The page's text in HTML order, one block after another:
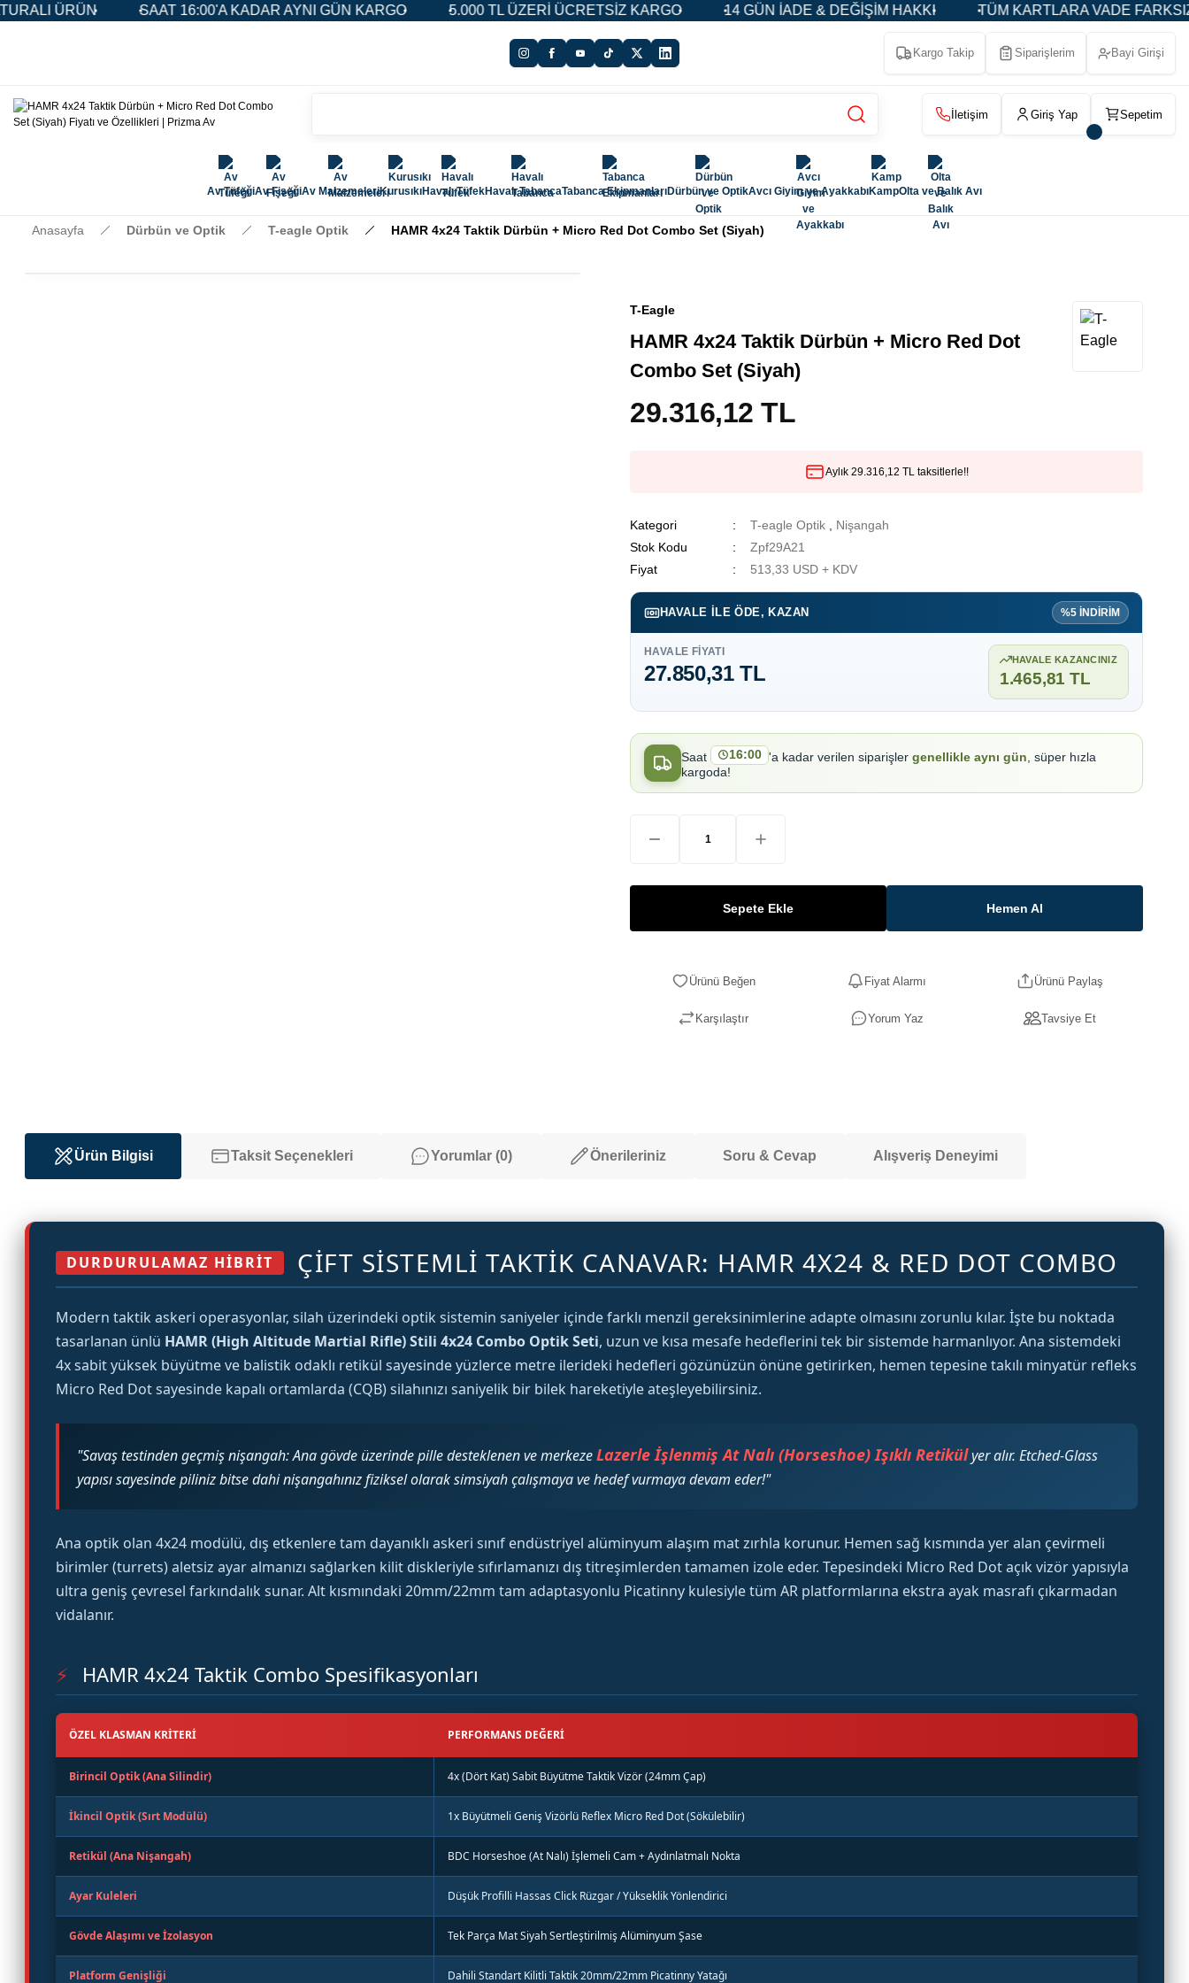
SAAT 16:00'A KADAR AYNI GÜN KARGO 5.000 TL ÜZERİ ÜCRETSİZ KARGO 14 GÜN İADE & DEĞİŞİM HAKKI TÜM KARTLARA VADE FARKSIZ 3-5-9
Kargo Takip Siparişlerim Bayi Girişi
İletişim Giriş Yap Sepetim
Av TüfeğiAv FişeğiAv MalzemeleriKurusıkıHavalı TüfekHavalı TabancaTabanca EkipmanlarıDürbün ve OptikAvcı Giyim ve AyakkabıKampOlta ve Balık Avı
Anasayfa Dürbün ve Optik T-eagle Optik HAMR 4x24 Taktik Dürbün + Micro Red Dot Combo Set (Siyah)
T-Eagle
HAMR 4x24 Taktik Dürbün + Micro Red Dot
Combo Set (Siyah)
29.316,12 TL
Aylık 29.316,12 TL taksitlerle!!
Kategori T-eagle Optik
Nişangah
Stok Kodu
Zpf29A21
Fiyat
513,33 USD + KDV
HAVALE ILE ÖDE, KAZAN %5 İNDİRİM
HAVALE FIYATI
27.850,31 TL
HAVALE KAZANCINIZ
1.465,81 TL
Saat 16:00 'a kadar verilen siparişler genellikle aynı gün , süper hızla
kargoda!
Sepete Ekle Hemen Al
Fiyat Alarmı Ürünü Paylaş
Karşılaştır Yorum Yaz Tavsiye Et
Ürün Bilgisi Taksit Seçenekleri Yorumlar (0) Önerileriniz Soru & Cevap Alışveriş Deneyimi
DURDURULAMAZ HİBRİT ÇIFT SISTEMLI TAKTIK CANAVAR: HAMR 4X24 & RED DOT COMBO
Modern taktik askeri operasyonlar, silah üzerindeki optik sistemin saniyeler içinde farklı menzil gereksinimlerine adapte olmasını zorunlu kılar. İşte bu noktada
tasarlanan ünlü HAMR (High Altitude Martial Rifle) Stili 4x24 Combo Optik Seti, uzun ve kısa mesafe hedeflerini tek bir sistemde harmanlıyor. Ana sistemdeki
4x sabit yüksek büyütme ve balistik odaklı retikül sayesinde yüzlerce metre ilerideki hedefleri gözünüzün önüne getirirken, hemen tepesine takılı minyatür refleks
Micro Red Dot sayesinde kapalı ortamlarda (CQB) silahınızı saniyelik bir bilek hareketiyle ateşleyebilirsiniz.
"Savaş testinden geçmiş nişangah: Ana gövde üzerinde pille desteklenen ve merkezeLazerle İşlenmiş At Nalı (Horseshoe) Işıklı Retikülyer alır. Etched-Glass
yapısı sayesinde piliniz bitse dahi nişangahınız fiziksel olarak simsiyah çalışmaya ve hedef vurmaya devam eder!"
Ana optik olan 4x24 modülü, dış etkenlere tam dayanıklı askeri sınıf endüstriyel alüminyum alaşım mat zırhla korunur. Hemen sağ kısmında yer alan çevirmeli
birimler (turrets) aletsiz ayar almanızı sağlarken kilit diskleriyle sıfırlamanızı dış titreşimlerden tamamen izole eder. Tepesindeki Micro Red Dot açık vizör yapısıyla
ultra geniş çevresel farkındalık sunar. Alt kısmındaki 20mm/22mm tam adaptasyonlu Picatinny kulesiyle tüm AR platformlarına ekstra ayak masrafı çıkarmadan
vidalanır.
⚡ HAMR 4x24 Taktik Combo Spesifikasyonları
ÖZEL KLASMAN KRITERI PERFORMANS DEĞERI
Birincil Optik (Ana Silindir) 4x (Dört Kat) Sabit Büyütme Taktik Vizör (24mm Çap)
İkincil Optik (Sırt Modülü) 1x Büyütmeli Geniş Vizörlü Reflex Micro Red Dot (Sökülebilir)
Retikül (Ana Nişangah) BDC Horseshoe (At Nalı) İşlemeli Cam + Aydınlatmalı Nokta
Ayar Kuleleri Düşük Profilli Hassas Click Rüzgar / Yükseklik Yönlendirici
Gövde Alaşımı ve İzolasyon Tek Parça Mat Siyah Sertleştirilmiş Alüminyum Şase
Platform Genişliği Dahili Standart Kilitli Taktik 20mm/22mm Picatinny Yatağı